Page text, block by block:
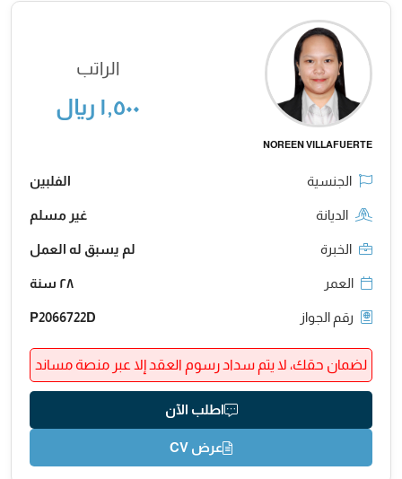
NOREEN VILLAFUERTE
الراتب
١,٥٠٠ ريال
الجنسية الفلبين
الديانة غير مسلم
الخبرة لم يسبق له العمل
العمر ٢٨ سنة
رقم الجواز P2066722D
لضمان حقك، لا يتم سداد رسوم العقد إلا عبر منصة مساند
اطلب الآن
عرض CV